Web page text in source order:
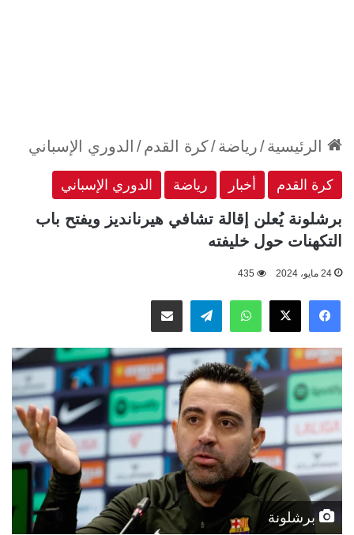
الرئيسية/رياضة/كرة القدم/ الدوري الإسباني
كرة القدم أخبار رياضة الدوري الإسباني
برشلونة يُعلن إقالة تشافي هيرنانديز ويفتح باب
التكهنات حول خليفته
24 مايو، 2024 435
فيسبوك
‫X واتسابتيلقراممشاركة عبر البريد
برشلونة